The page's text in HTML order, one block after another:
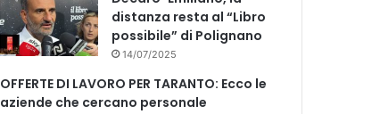
distanza resta al “Libro
possibile” di Polignano
14/07/2025
OFFERTE DI LAVORO PER TARANTO: Ecco le
aziende che cercano personale